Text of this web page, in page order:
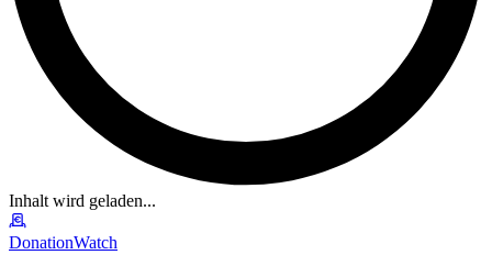
Inhalt wird geladen...
DonationWatch